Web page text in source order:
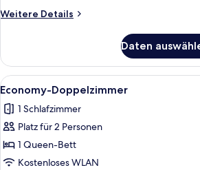
Weitere Details
Weitere
Balkon,
Bergblick
Daten
Alle
Fotos
für
Economy-
Doppelzimmer
anzeigen
Ein
4
Economy-Doppelzimmer
1 Schlafzimmer
Platz für 2 Personen
1 Queen-Bett
Kostenloses WLAN